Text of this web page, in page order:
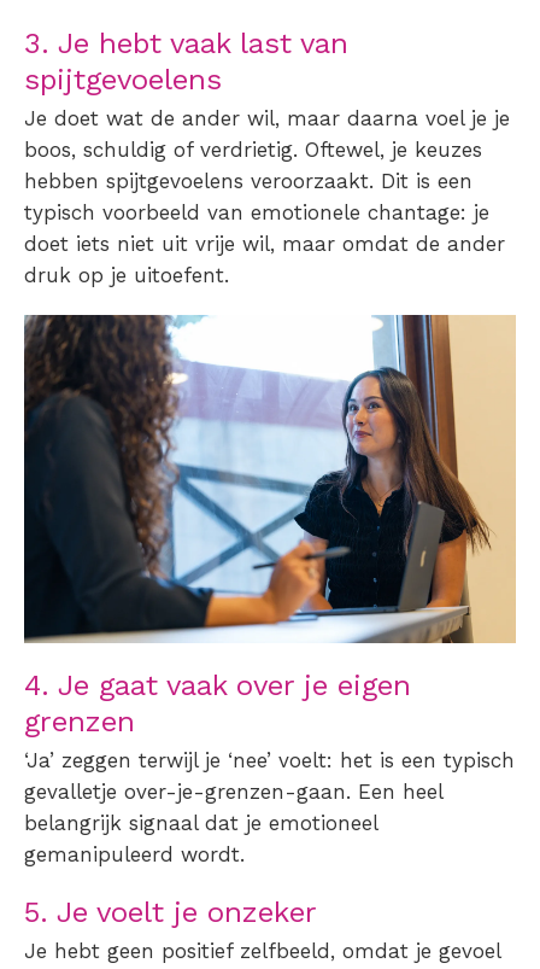
3. Je hebt vaak last van
spijtgevoelens
Je doet wat de ander wil, maar daarna voel je je
boos, schuldig of verdrietig. Oftewel, je keuzes
hebben spijtgevoelens veroorzaakt. Dit is een
typisch voorbeeld van emotionele chantage: je
doet iets niet uit vrije wil, maar omdat de ander
druk op je uitoefent.
4. Je gaat vaak over je eigen
grenzen
‘Ja’ zeggen terwijl je ‘nee’ voelt: het is een typisch
gevalletje over-je-grenzen-gaan. Een heel
belangrijk signaal dat je emotioneel
gemanipuleerd wordt.
5. Je voelt je onzeker
Je hebt geen positief zelfbeeld, omdat je gevoel